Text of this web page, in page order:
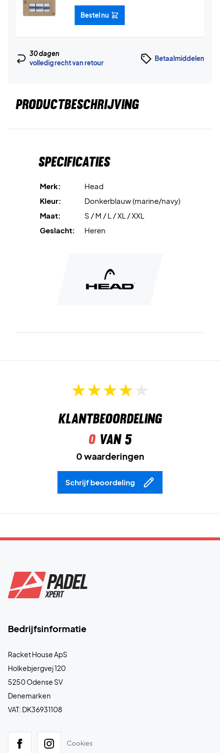
Bestel nu
30 dagen
volledig recht van retour
Betaalmiddelen
PRODUCTBESCHRIJVING
Specificaties
Merk:
Head
Kleur:
Donkerblauw (marine/navy)
Maat:
S / M / L / XL / XXL
Geslacht:
Heren
Klantbeoordeling
0van 5
0 waarderingen
Schrijf beoordeling
Bedrijfsinformatie
Racket House ApS
Holkebjergvej 120
5250 Odense SV
Denemarken
VAT: DK36931108
Cookies